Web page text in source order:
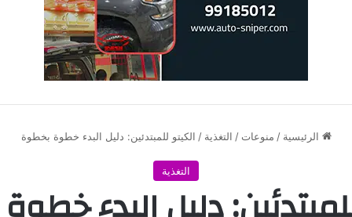
الرئيسية / منوعات / التغذية / الكيتو للمبتدئين: دليل البدء خطوة بخطوة
التغذية